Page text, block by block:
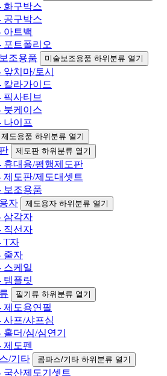
화구박스
공구박스
아트백
포트폴리오
조용품
미술보조용품 하위분류 열기
앞치마/토시
칼라가이드
픽사티브
붓케이스
나이프
제도용품 하위분류 열기
제도판 하위분류 열기
휴대용/평행제도판
제도판/제도대셋트
보조용품
자
제도용자 하위분류 열기
삼각자
직선자
T자
줄자
스케일
템플릿
필기류 하위분류 열기
제도용연필
사프/샤프심
홀더/심/심연기
제도펜
/기타
콤파스/기타 하위분류 열기
국산제도기셋트